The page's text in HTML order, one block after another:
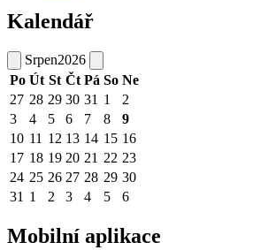
Kalendář
Srpen2026
Po Út St Čt Pá So Ne
27 28 29 30 31 1
2
3
4 5 6 7 8
9
10 11 12 13 14 15 16
17 18 19 20 21 22 23
24 25 26 27 28 29 30
31 1 2 3 4 5 6
Mobilní aplikace